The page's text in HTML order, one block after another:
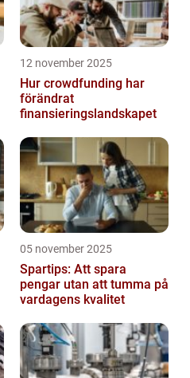
12 november 2025
Hur crowdfunding har
förändrat
finansieringslandskapet
05 november 2025
Spartips: Att spara
pengar utan att tumma på
vardagens kvalitet